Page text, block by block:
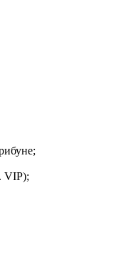
VIP);